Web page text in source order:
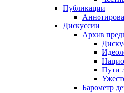
Публикации
Дискуссии
Архив
Пути
Барометр